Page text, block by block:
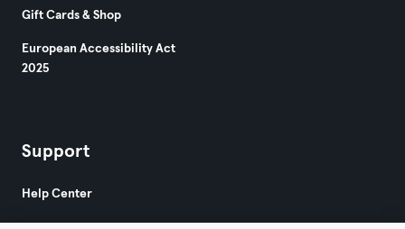
Gift Cards & Shop
European Accessibility Act
2025
Support
Help Center